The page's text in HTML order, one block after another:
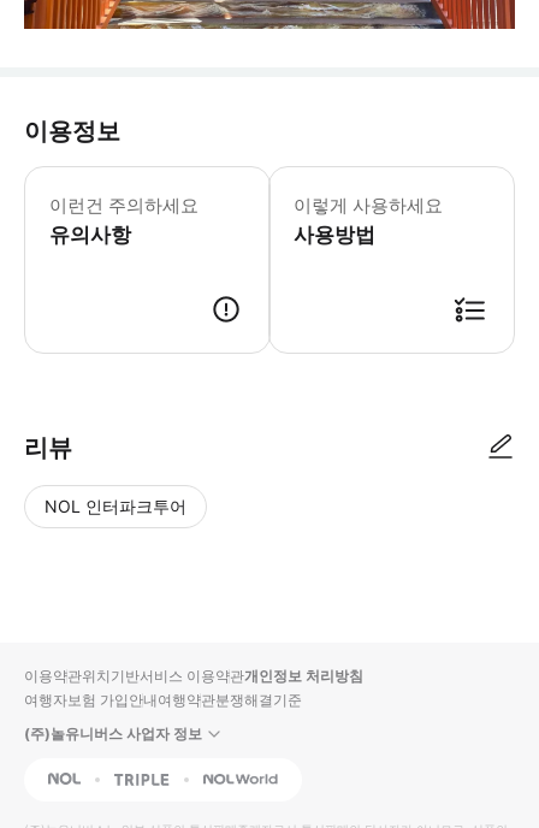
이용정보
이런건 주의하세요
유의사항
-- 셔틀 서비스 범위: 인촨시 내에서
이렇게 사용하세요
사용방법
리뷰
NOL 인터파크투어
입니
다.
높
동
순
상
이용약관위치기반서비스 이용약관개인정보 처리방침
여행자보험 가입안내여행약관분쟁해결기준
(주)놀유니버스 사업자 정보
NOL Triple Interpark Global